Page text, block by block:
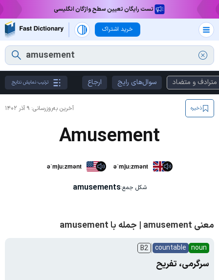
تست رایگان تعیین سطح واژگان انگلیسی
خرید اشتراک
مترادف و متضاد سوال‌های رایج ارجاع ترتیب نمایش نتایج
آخرین به‌روزرسانی: ۹ آذر ۱۴۰۲ ذخیره
Amusement
əˈmjuːzmənt əˈmjuːzmənt
شکل جمع:amusements
معنی amusement | جمله با amusement
noun
countable
B2
سرگرمی، تفریح